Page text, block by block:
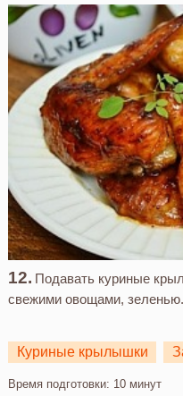
Подавать куриные
свежими овощами, зеленью.
Куриные крылышки
Время подготовки: 10 минут